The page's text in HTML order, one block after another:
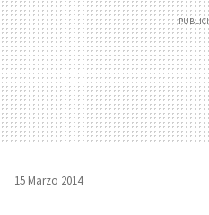
15 Marzo 2014